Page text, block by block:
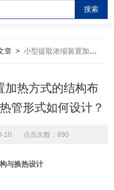
章 >小型提取浓缩装置加热方式的结构布局、换热面积、换热管形式如何设计？
加热方式的结构布
管形式如何设计？
10 点击次数：890
与换热设计